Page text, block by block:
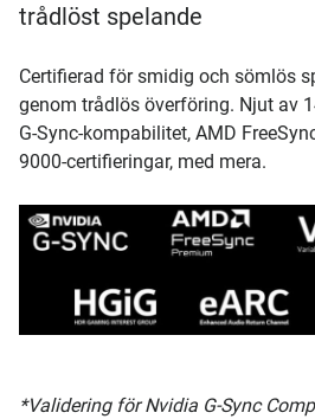
trådlöst spelande
Certifierad för smidig och sömlös
genom trådlös överföring. Njut av
G-Sync-kompabilitet, AMD
9000-certifieringar, med mera.
*Validering för Nvidia G-Sync